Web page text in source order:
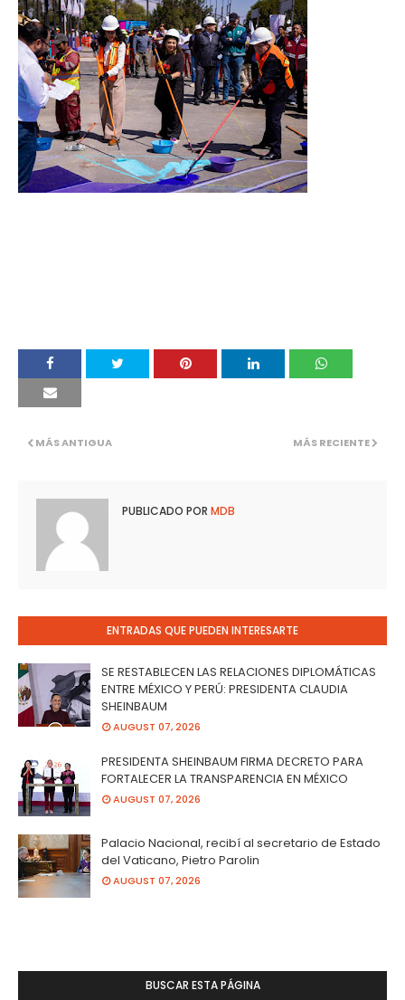
MÁS RECIENTE
MÁS ANTIGUA
PUBLICADO POR MDB
ENTRADAS QUE PUEDEN INTERESARTE
SE RESTABLECEN LAS RELACIONES DIPLOMÁTICAS
ENTRE MÉXICO Y PERÚ: PRESIDENTA CLAUDIA
SHEINBAUM
AUGUST 07, 2026
PRESIDENTA SHEINBAUM FIRMA DECRETO PARA
FORTALECER LA TRANSPARENCIA EN MÉXICO
AUGUST 07, 2026
Palacio Nacional, recibí al secretario de Estado
del Vaticano, Pietro Parolin
AUGUST 07, 2026
BUSCAR ESTA PÁGINA